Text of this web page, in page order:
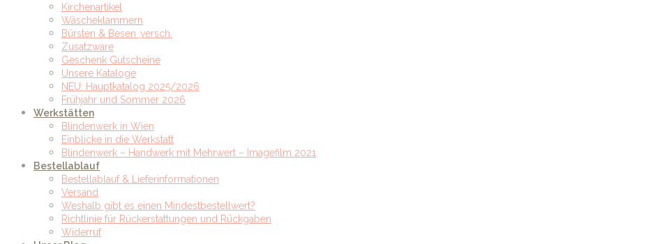
Kirchenartikel
Wäscheklammern
Bürsten & Besen ,versch.
Zusatzware
Geschenk Gutscheine
Unsere Kataloge
NEU: Hauptkatalog 2025/2026
Frühjahr und Sommer 2026
Werkstätten
Blindenwerk in Wien
Einblicke in die Werkstatt
Blindenwerk – Handwerk mit Mehrwert – Imagefilm 2021
Bestellablauf
Bestellablauf & Lieferinformationen
Versand
Weshalb gibt es einen Mindestbestellwert?
Richtlinie für Rückerstattungen und Rückgaben
Widerruf